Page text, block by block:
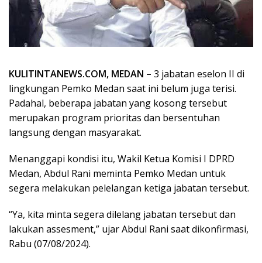
KULITINTANEWS.COM, MEDAN – 3 jabatan eselon II di
lingkungan Pemko Medan saat ini belum juga terisi.
Padahal, beberapa jabatan yang kosong tersebut
merupakan program prioritas dan bersentuhan
langsung dengan masyarakat.
Menanggapi kondisi itu, Wakil Ketua Komisi I DPRD
Medan, Abdul Rani meminta Pemko Medan untuk
segera melakukan pelelangan ketiga jabatan tersebut.
“Ya, kita minta segera dilelang jabatan tersebut dan
lakukan assesment,” ujar Abdul Rani saat dikonfirmasi,
Rabu (07/08/2024).